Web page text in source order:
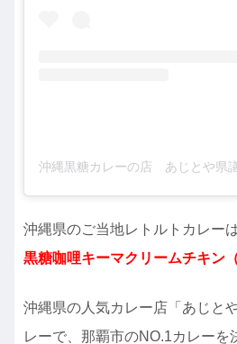
沖縄県のご当地レトルトカレー
黒糖咖哩キーマクリームチキン
沖縄県の人気カレー店「あじと
レーで、那覇市のNO.1カレーを